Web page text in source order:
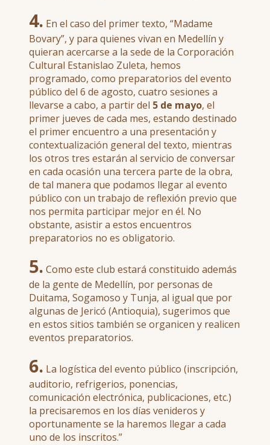
4. En el caso del primer texto, “Madame
Bovary”, y para quienes vivan en Medellín y
quieran acercarse a la sede de la Corporación
Cultural Estanislao Zuleta, hemos
programado, como preparatorios del evento
público del 6 de agosto, cuatro sesiones a
llevarse a cabo, a partir del 5 de mayo, el
primer jueves de cada mes, estando destinado
el primer encuentro a una presentación y
contextualización general del texto, mientras
los otros tres estarán al servicio de conversar
en cada ocasión una tercera parte de la obra,
de tal manera que podamos llegar al evento
público con un trabajo de reflexión previo que
nos permita participar mejor en él. No
obstante, asistir a estos encuentros
preparatorios no es obligatorio.
5. Como este club estará constituido además
de la gente de Medellín, por personas de
Duitama, Sogamoso y Tunja, al igual que por
algunas de Jericó (Antioquia), sugerimos que
en estos sitios también se organicen y realicen
eventos preparatorios.
6. La logística del evento público (inscripción,
auditorio, refrigerios, ponencias,
comunicación electrónica, publicaciones, etc.)
la precisaremos en los días venideros y
oportunamente se la haremos llegar a cada
uno de los inscritos.”